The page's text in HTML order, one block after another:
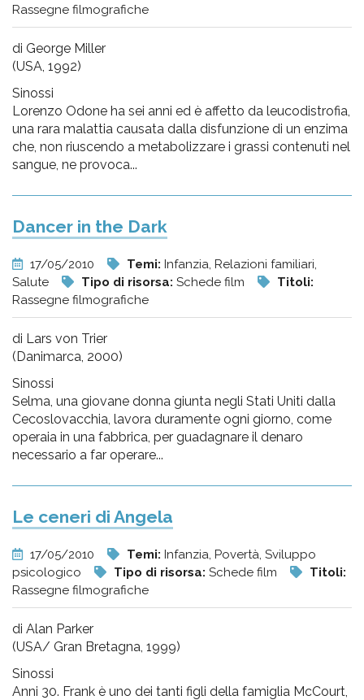
Rassegne filmografiche
di George Miller
(USA, 1992)
Sinossi
Lorenzo Odone ha sei anni ed è affetto da leucodistrofia,
una rara malattia causata dalla disfunzione di un enzima
che, non riuscendo a metabolizzare i grassi contenuti nel
sangue, ne provoca...
Dancer in the Dark
17/05/2010 Temi: Infanzia, Relazioni familiari,
Salute
Tipo di risorsa: Schede film
Titoli:
Rassegne filmografiche
di Lars von Trier
(Danimarca, 2000)
Sinossi
Selma, una giovane donna giunta negli Stati Uniti dalla
Cecoslovacchia, lavora duramente ogni giorno, come
operaia in una fabbrica, per guadagnare il denaro
necessario a far operare...
Le ceneri di Angela
17/05/2010 Temi: Infanzia, Povertà, Sviluppo
psicologico
Tipo di risorsa: Schede film
Titoli:
Rassegne filmografiche
di Alan Parker
(USA/ Gran Bretagna, 1999)
Sinossi
Anni 30. Frank è uno dei tanti figli della famiglia McCourt,